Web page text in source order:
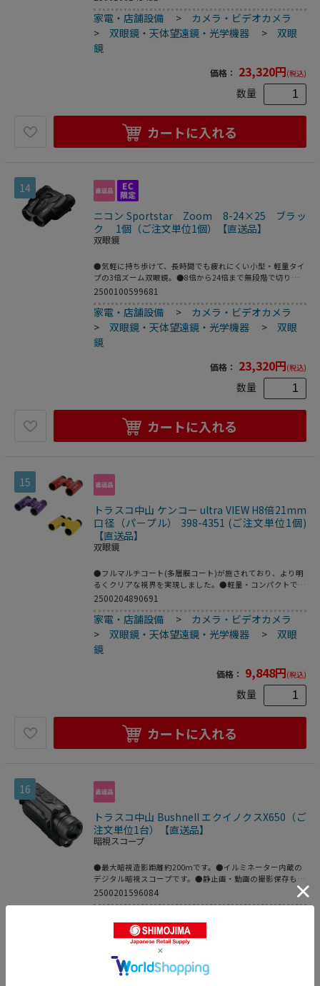
を実現する、多層膜コーティング●接眼目当てに扱いやすい
ターンスライド（回転繰出し）方式を採用。●しっくり手に
なじむ流線型ボディー。●形式：ポロプリズム式●倍率：8
～24倍●対物レンズ有効径：25mm●射出瞳径：3.1mm（8
倍時）●実視界：4.6°（8倍時）●見掛視界：35.6°（8倍時）
時）●アイレリーフ：13.0mm（8倍時）●眼幅調整範囲：
56mm～72mm●最短合焦距離：4.0m●重さ：305g●大き
さ：高さ 123mm×幅 109mm×厚さ 51mm●コーティ
家電・店舗設備 > カメラ・ビデオカメラ
>双眼鏡・天体望遠鏡・光学機器 >双眼
鏡
価格： 23,320円(税込)
数量
カートに入れる
14
ニコン Sportstar Zoom 8-24×25 ブラッ
ク 1個（ご注文単位1個）【直送品】
双眼鏡
●気軽に持ち歩けて、長時間でも疲れにくい小型・軽量タイ
プの3倍ズーム双眼鏡。●8倍から24倍まで無段階で切り換
えられるズームレバー。●屋内競技場でも明るく鮮明な視界
を実現する、多層膜コーティング●接眼目当てに扱いやすい
ターンスライド（回転繰出し）方式を採用。●しっくり手に
なじむ流線型ボディー。●形式：ポロプリズム式●倍率：8
～24倍●対物レンズ有効径：25mm●射出瞳径：3.1mm（8
倍時）●実視界：4.6°（8倍時）●見掛視界：35.6°（8倍時）
時）●アイレリーフ：13.0mm（8倍時）●眼幅調整範囲：
56mm～72mm●最短合焦距離：4.0m●重さ：305g●大き
さ：高さ 123mm×幅 109mm×厚さ 51mm●コーティ
2500100599681
家電・店舗設備 > カメラ・ビデオカメラ
>双眼鏡・天体望遠鏡・光学機器 >双眼
鏡
価格： 23,320円(税込)
数量
カートに入れる
15
トラスコ中山 ケンコー ultra VIEW H8倍21mm
口径（パープル） 398-4351 (ご注文単位1個)
【直送品】
双眼鏡
●フルマルチコート(多層膜コート)が施されており、より明
るくクリアな視界を実現しました。●軽量・コンパクトでコ
ンサートに最適です。●倍率(倍)：8●レンズ寸法(mm)：
21●実視界(°)：6.4●最短合焦距離(m)：3●色：パープル●
幅(mm)：87●奥行(mm)：37●アイレリーフ(mm)：11●高
さ(mm)：112●見掛け視界(°)：48.2●目幅調整(mm)：56.5
～72.5●アルミダイカスト●専用ポーチ×1、ストラップ
×1、レンズクロス
2500204890691
家電・店舗設備 > カメラ・ビデオカメラ
>双眼鏡・天体望遠鏡・光学機器 >双眼
鏡
価格： 9,848円(税込)
数量
カートに入れる
16
トラスコ中山 Bushnell エクイノクスX650（ご
注文単位1台）【直送品】
暗視スコープ
●最大暗視造影距離約200ｍです。●イルミネーター内蔵の
デジタル暗視スコープです。●静止画・動画の撮影保存もワ
ンタッチです。●3倍デジタルズームです。●三脚ネジ穴付
で腰を据えた監視活動にも重宝します。●330ｇ軽量コンパ
本)●内蔵イルミネーターで最大200ｍまでの目標物を暗視確
認可能です。●日中はカラー造影、夜間はモノクロ造影で
す。●三脚・一脚は勿論、ジンバルにも固定可能な1/4イン
チ三脚ネジ穴付です。●倍率(倍)：5●レンズ寸法(mm)：
32●望遠倍率：5倍●防水性能：IPX4●対物レンズ有効径：
2500201596084
双眼鏡・天体望遠鏡・光学機器
スコープ